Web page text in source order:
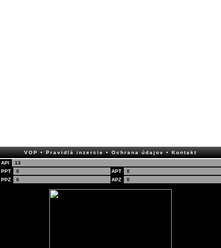
VOP • Pravidlá inzercie • Ochrana údajov • Kontakt
API
13
PPT
0 APT
0
PPZ
0 APZ 0